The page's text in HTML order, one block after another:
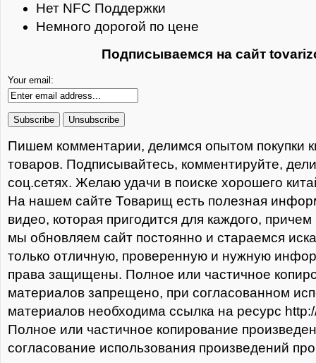
Нет NFC Поддержки
Немного дорогой по цене
Подписываемся на сайт
Your email:
Пишем комментарии, делимся опытом покупки
товаров. Подписывайтесь, комментируйте,
соц.сетях. Желаю удачи в поиске хорошего
На нашем сайте Товарищ есть полезная
видео, которая пригодится для каждого,
мы обновляем сайт постоянно и стараемся
только отличную, проверенную и нужную
права защищены. Полное или частичное
материалов запрещено, при согласованном
материалов необходима ссылка на ресурс
Полное или частичное копирование
согласование использования произведений